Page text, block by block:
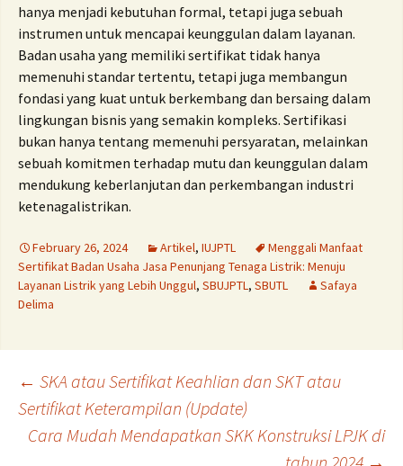
hanya menjadi kebutuhan formal, tetapi juga sebuah
instrumen untuk mencapai keunggulan dalam layanan.
Badan usaha yang memiliki sertifikat tidak hanya
memenuhi standar tertentu, tetapi juga membangun
fondasi yang kuat untuk berkembang dan bersaing dalam
lingkungan bisnis yang semakin kompleks. Sertifikasi
bukan hanya tentang memenuhi persyaratan, melainkan
sebuah komitmen terhadap mutu dan keunggulan dalam
mendukung keberlanjutan dan perkembangan industri
ketenagalistrikan.
February 26, 2024 Artikel, IUJPTL
Menggali Manfaat
Sertifikat Badan Usaha Jasa Penunjang Tenaga Listrik: Menuju
Layanan Listrik yang Lebih Unggul, SBUJPTL, SBUTL
Safaya
Delima
Post
navigation
← SKA atau Sertifikat Keahlian dan SKT atau
Sertifikat Keterampilan (Update)
Cara Mudah Mendapatkan SKK Konstruksi LPJK di